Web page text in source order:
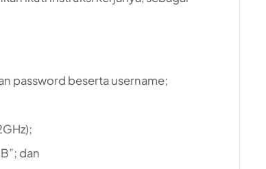
password beserta username;
dan